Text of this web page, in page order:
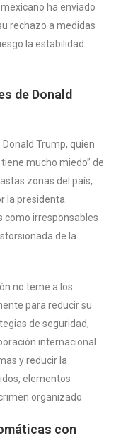
ha enviado
rechazo a medidas
la estabilidad
de Donald
Trump, quien
mucho miedo” de
zonas del país,
la presidenta.
como irresponsables
de la
no teme a los
para reducir su
de seguridad,
internacional
y reducir la
elementos
organizado.
con